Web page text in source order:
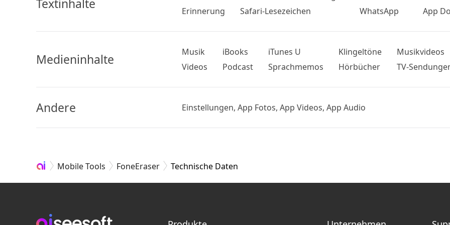
Textinhalte
Erinnerung
Safari-Lesezeichen
WhatsApp
App
Medieninhalte
Musik
Videos
iBooks
Podcast
iTunes U
Sprachmemos
Klingeltöne
Hörbücher
Musikvideos
TV-
Andere Einstellungen, App Fotos, App Videos, App Audio
Mobile Tools FoneEraser Technische Daten